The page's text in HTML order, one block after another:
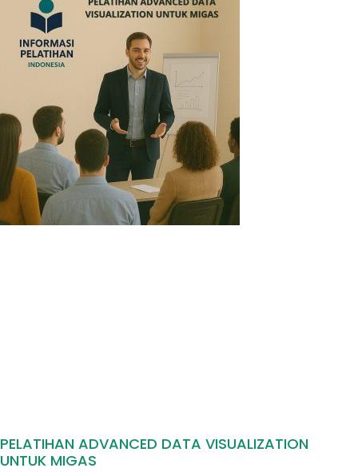
PELATIHAN ADVANCED DATA VISUALIZATION
UNTUK MIGAS